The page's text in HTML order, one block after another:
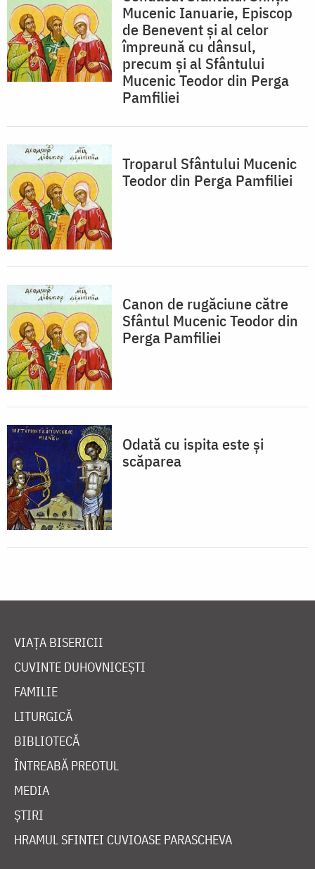
Mucenic Ianuarie, Episcop
de Benevent şi al celor
împreună cu dânsul,
precum şi al Sfântului
Mucenic Teodor din Perga
Pamfiliei
Troparul Sfântului Mucenic
Teodor din Perga Pamfiliei
Canon de rugăciune către
Sfântul Mucenic Teodor din
Perga Pamfiliei
Odată cu ispita este şi
scăparea
VIAȚA BISERICII
CUVINTE DUHOVNICEȘTI
FAMILIE
LITURGICĂ
BIBLIOTECĂ
ÎNTREABĂ PREOTUL
MEDIA
ȘTIRI
HRAMUL SFINTEI CUVIOASE PARASCHEVA